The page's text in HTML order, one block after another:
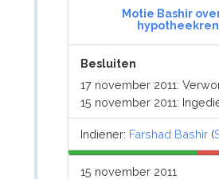
Motie Bashir
Besluiten
17 november 2011:
15 november 2011:
Indiener: Farshad Bashir (
15 november 2011